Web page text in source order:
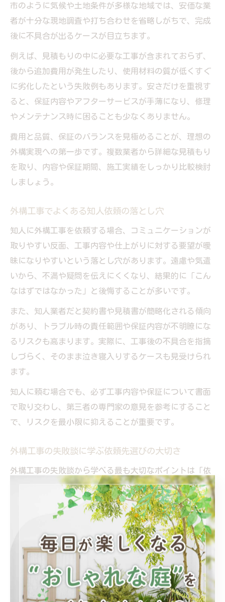
市のように気候や土地条件が多様な地域では、安価な業
者が十分な現地調査や打ち合わせを省略しがちで、完成
後に不具合が出るケースが目立ちます。
例えば、見積もりの中に必要な工事が含まれておらず、
後から追加費用が発生したり、使用材料の質が低くすぐ
に劣化したという失敗例もあります。安さだけを重視す
ると、保証内容やアフターサービスが手薄になり、修理
やメンテナンス時に困ることも少なくありません。
費用と品質、保証のバランスを見極めることが、理想の
外構実現への第一歩です。複数業者から詳細な見積もり
を取り、内容や保証期間、施工実績をしっかり比較検討
しましょう。
外構工事でよくある知人依頼の落とし穴
知人に外構工事を依頼する場合、コミュニケーションが
取りやすい反面、工事内容や仕上がりに対する要望が曖
昧になりやすいという落とし穴があります。遠慮や気遣
いから、不満や疑問を伝えにくくなり、結果的に「こん
なはずではなかった」と後悔することが多いです。
また、知人業者だと契約書や見積書が簡略化される傾向
があり、トラブル時の責任範囲や保証内容が不明瞭にな
るリスクも高まります。実際に、工事後の不具合を指摘
しづらく、そのまま泣き寝入りするケースも見受けられ
ます。
知人に頼む場合でも、必ず工事内容や保証について書面
で取り交わし、第三者の専門家の意見を参考にすること
で、リスクを最小限に抑えることが重要です。
外構工事の失敗談に学ぶ依頼先選びの大切さ
外構工事の失敗談から学べる最も大切なポイントは「依
頼先選びの慎重さ」です。群馬県前橋市でも、安さや身
近さだけで業者を選んだ結果、生活動線の不便さや水は
けの悪さなど、日常生活に支障が出る事例が後を絶ちま
依頼先を選ぶ際は、外構工事の専門知識を持つ有資格者
の設計者や施工管理者が在籍しているかを確認し、過去
の施工事例や口コミ、保証内容まで総合的にチェックし
ましょう。家族全員の意見をまとめたうえで、具体的な